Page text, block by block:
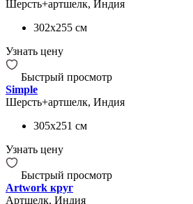
Шерсть+артшелк, Индия
302x255 см
Узнать цену
Быстрый просмотр
Simple
Шерсть+артшелк, Индия
305x251 см
Узнать цену
Быстрый просмотр
Artwork круг
Артшелк, Индия